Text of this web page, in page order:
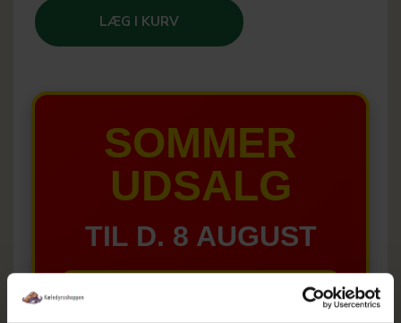
LÆG I KURV
SOMMER
UDSALG
TIL D. 8 AUGUST
HELE WEBSHOPPEN ER